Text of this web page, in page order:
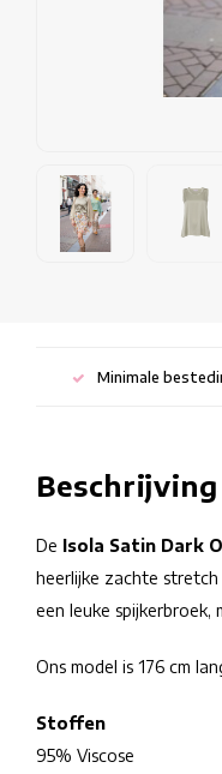
Minimale
Beschrijving
De Isola Satin Dark
heerlijke zachte
een leuke spijkerbroek,
Ons model is 176 cm
Stoffen
95% Viscose